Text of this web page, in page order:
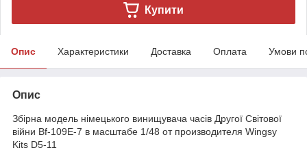
Купити
Опис Характеристики Доставка Оплата Умови
Опис
Збірна модель німецького винищувача часів Другої Світової
війни Bf-109E-7 в масштабе 1/48 от производителя Wingsy
Kits D5-11